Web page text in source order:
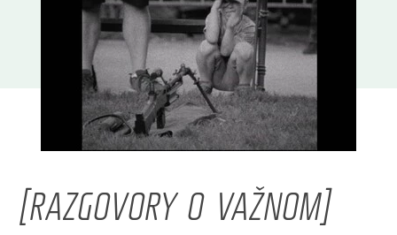
[RAZGOVORY O VAŽNOM]